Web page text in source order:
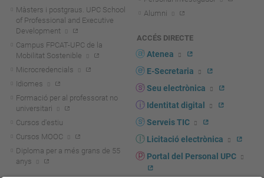
Màsters i postgraus. UPC School
of Professional and Executive
Development
Campus FPCAT-UPC de la
Mobilitat Sostenible
Microcredencials
Idiomes
Formació per al professorat no
universitari
Cursos d'estiu
Cursos MOOC
Diploma per a més grans de 55
anys
Alumni
ACCÉS DIRECTE
Atenea
E-Secretaria
Seu electrònica
Identitat digital
Serveis TIC
Licitació electrònica
Portal del Personal UPC